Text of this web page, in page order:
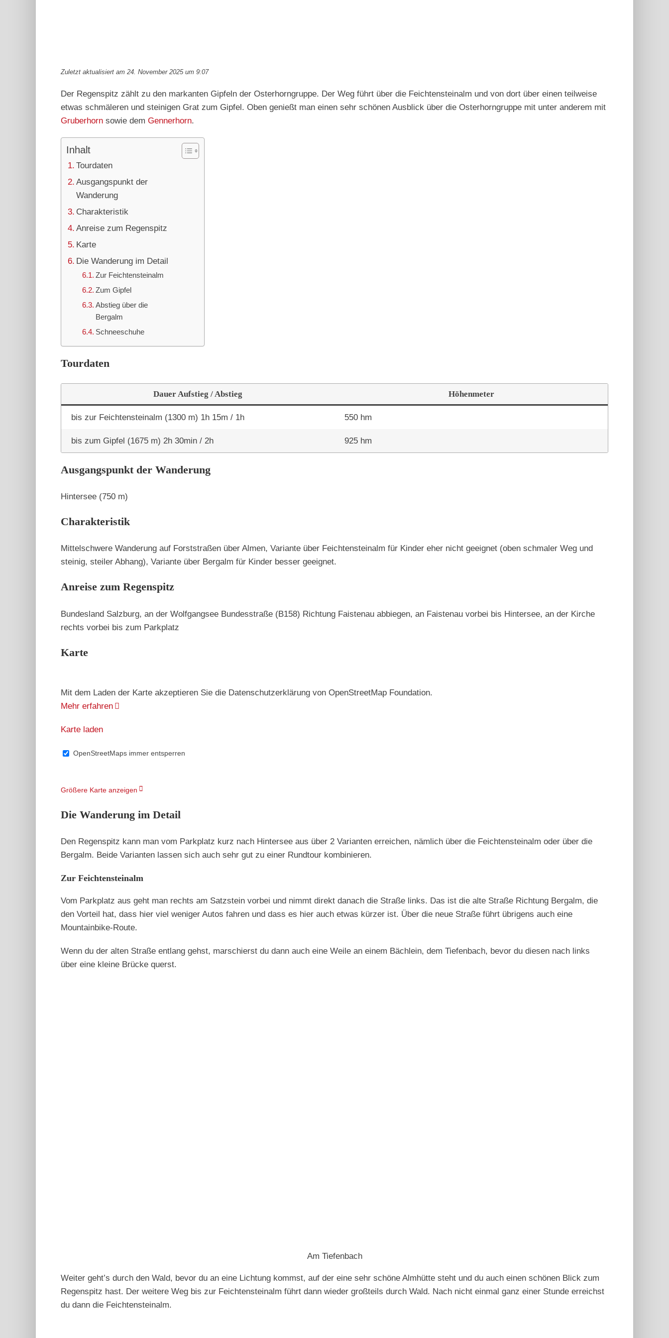
Zuletzt aktualisiert am 24. November 2025 um 9:07
Der Regenspitz zählt zu den markanten Gipfeln der Osterhorngruppe. Der Weg führt über die Feichtensteinalm und von dort über einen teilweise
etwas schmäleren und steinigen Grat zum Gipfel. Oben genießt man einen sehr schönen Ausblick über die Osterhorngruppe mit unter anderem mit
Gruberhorn sowie dem Gennerhorn.
Inhalt
Tourdaten
Ausgangspunkt der
Wanderung
Charakteristik
Anreise zum Regenspitz
Karte
Die Wanderung im Detail
Zur Feichtensteinalm
Zum Gipfel
Abstieg über die
Bergalm
Schneeschuhe
Tourdaten
Dauer Aufstieg / Abstieg Höhenmeter
bis zur Feichtensteinalm (1300 m) 1h 15m / 1h 550 hm
bis zum Gipfel (1675 m) 2h 30min / 2h 925 hm
Ausgangspunkt der Wanderung
Hintersee (750 m)
Charakteristik
Mittelschwere Wanderung auf Forststraßen über Almen, Variante über Feichtensteinalm für Kinder eher nicht geeignet (oben schmaler Weg und
steinig, steiler Abhang), Variante über Bergalm für Kinder besser geeignet.
Anreise zum Regenspitz
Bundesland Salzburg, an der Wolfgangsee Bundesstraße (B158) Richtung Faistenau abbiegen, an Faistenau vorbei bis Hintersee, an der Kirche
rechts vorbei bis zum Parkplatz
Karte
Mit dem Laden der Karte akzeptieren Sie die Datenschutzerklärung von OpenStreetMap Foundation.
Mehr erfahren
Karte laden
OpenStreetMaps immer entsperren
Größere Karte anzeigen
Die Wanderung im Detail
Den Regenspitz kann man vom Parkplatz kurz nach Hintersee aus über 2 Varianten erreichen, nämlich über die Feichtensteinalm oder über die
Bergalm. Beide Varianten lassen sich auch sehr gut zu einer Rundtour kombinieren.
Zur Feichtensteinalm
Vom Parkplatz aus geht man rechts am Satzstein vorbei und nimmt direkt danach die Straße links. Das ist die alte Straße Richtung Bergalm, die
den Vorteil hat, dass hier viel weniger Autos fahren und dass es hier auch etwas kürzer ist. Über die neue Straße führt übrigens auch eine
Mountainbike-Route.
Wenn du der alten Straße entlang gehst, marschierst du dann auch eine Weile an einem Bächlein, dem Tiefenbach, bevor du diesen nach links
über eine kleine Brücke querst.
Am Tiefenbach
Weiter geht’s durch den Wald, bevor du an eine Lichtung kommst, auf der eine sehr schöne Almhütte steht und du auch einen schönen Blick zum
Regenspitz hast. Der weitere Weg bis zur Feichtensteinalm führt dann wieder großteils durch Wald. Nach nicht einmal ganz einer Stunde erreichst
du dann die Feichtensteinalm.